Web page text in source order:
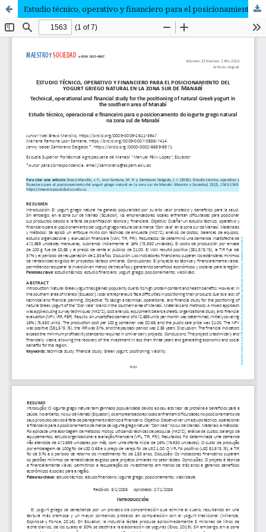
Estudio técnico, operativo y financiero para el posicionamiento del yogurt griego natural en la zona sur de Manabí